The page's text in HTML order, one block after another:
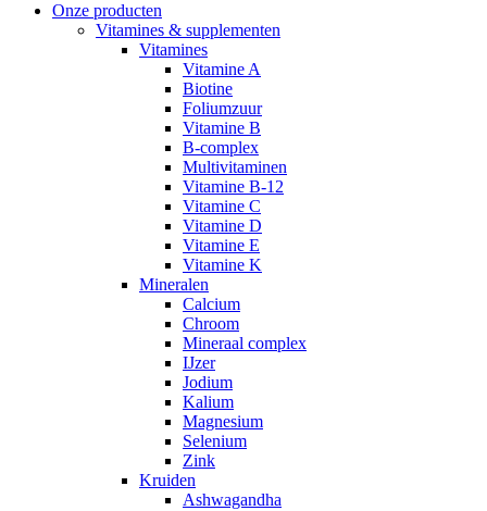
Onze producten
Vitamines & supplementen
Vitamines
Vitamine A
Biotine
Foliumzuur
Vitamine B
B-complex
Multivitaminen
Vitamine B-12
Vitamine C
Vitamine D
Vitamine E
Vitamine K
Mineralen
Calcium
Chroom
Mineraal complex
IJzer
Jodium
Kalium
Magnesium
Selenium
Zink
Kruiden
Ashwagandha